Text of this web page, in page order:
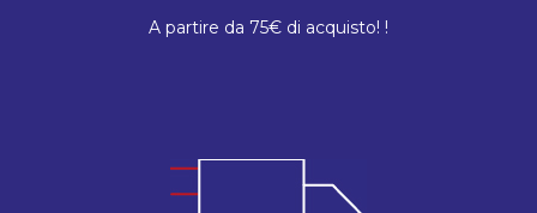
A partire da 75€ di acquisto! !